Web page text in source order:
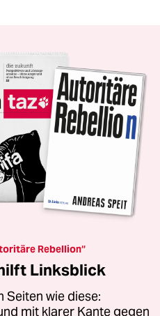
Rebellion“
Linksblick
Seiten wie diese:
mit klarer Kante gegen